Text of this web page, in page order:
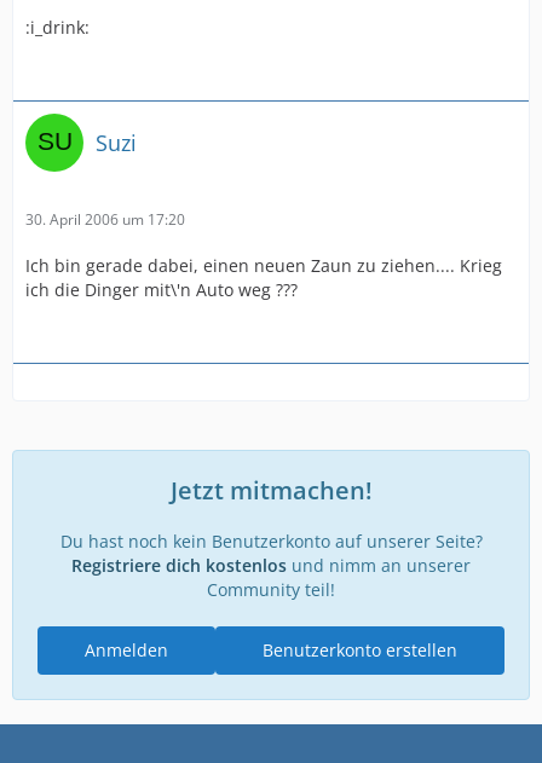
:i_drink:
Suzi
30. April 2006 um 17:20
Ich bin gerade dabei, einen neuen Zaun zu ziehen.... Krieg
ich die Dinger mit\'n Auto weg ???
Jetzt mitmachen!
Du hast noch kein Benutzerkonto auf unserer Seite?
Registriere dich kostenlos und nimm an unserer
Community teil!
Benutzerkonto erstellen
Anmelden